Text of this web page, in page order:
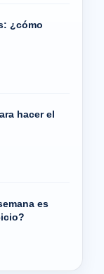
¿cómo
hacer el
es